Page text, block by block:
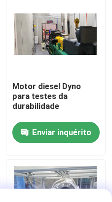
Motor diesel Dyno
para testes da
durabilidade
Enviar inquérito